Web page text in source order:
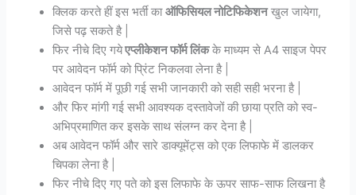
क्लिक करते हीं इस भर्ती काऑफिसियल नोटिफिकेशनखुल जायेगा,
जिसे पढ़ सकते है |
फिर नीचे दिए गयेएप्लीकेशन फॉर्म लिंकके माध्यम से A4 साइज पेपर
पर आवेदन फॉर्म को प्रिंट निकलवा लेना है |
आवेदन फॉर्म में पूछी गई सभी जानकारी को सही सही भरना है |
और फिर मांगी गई सभी आवश्यक दस्तावेजों की छाया प्रति को स्व-
अभिप्रमाणित कर इसके साथ संलग्न कर देना है |
अब आवेदन फॉर्म और सारे डाक्यूमेंट्स को एक लिफाफे में डालकर
चिपका लेना है |
फिर नीचे दिए गए पते को इस लिफाफे के ऊपर साफ-साफ लिखना है